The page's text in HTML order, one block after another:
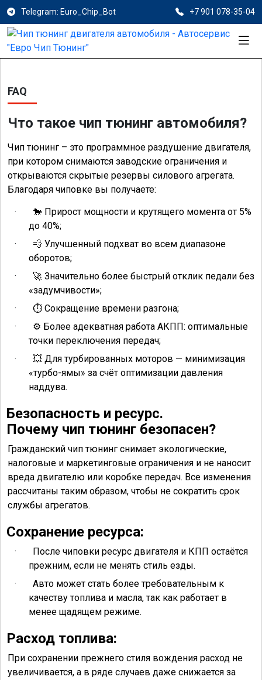
Telegram: Euro_Chip_Bot +7 901 078-35-04
FAQ
Что такое чип тюнинг автомобиля?
Чип тюнинг – это программное раздушение двигателя,
при котором снимаются заводские ограничения и
открываются скрытые резервы силового агрегата.
Благодаря чиповке вы получаете:
·
🐎 Прирост мощности и крутящего момента от 5%
до 40%;
·
💨 Улучшенный подхват во всем диапазоне
оборотов;
·
🚀 Значительно более быстрый отклик педали без
«задумчивости»;
· ⏱ Сокращение времени разгона;
·
⚙ ️ Более адекватная работа АКПП: оптимальные
точки переключения передач;
· 💥 Для турбированных моторов — минимизация
«турбо-ямы» за счёт оптимизации давления
наддува.
Безопасность и ресурс.
Почему чип тюнинг безопасен?
Гражданский чип тюнинг снимает экологические,
налоговые и маркетинговые ограничения и не наносит
вреда двигателю или коробке передач. Все изменения
рассчитаны таким образом, чтобы не сократить срок
службы агрегатов.
Сохранение ресурса:
· После чиповки ресурс двигателя и КПП остаётся
прежним, если не менять стиль езды.
· Авто может стать более требовательным к
качеству топлива и масла, так как работает в
менее щадящем режиме.
Расход топлива:
При сохранении прежнего стиля вождения расход не
увеличивается, а в ряде случаев даже снижается за